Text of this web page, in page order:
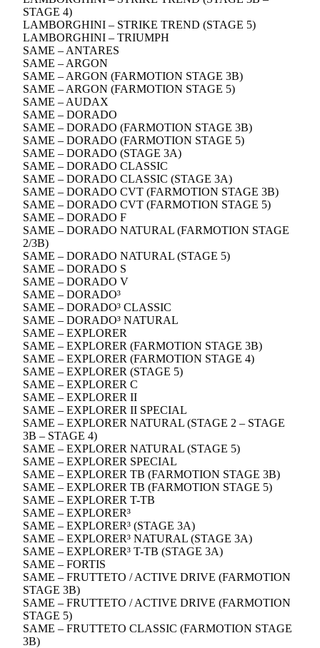
STAGE 4)
LAMBORGHINI – STRIKE TREND (STAGE 5)
LAMBORGHINI – TRIUMPH
SAME – ANTARES
SAME – ARGON
SAME – ARGON (FARMOTION STAGE 3B)
SAME – ARGON (FARMOTION STAGE 5)
SAME – AUDAX
SAME – DORADO
SAME – DORADO (FARMOTION STAGE 3B)
SAME – DORADO (FARMOTION STAGE 5)
SAME – DORADO (STAGE 3A)
SAME – DORADO CLASSIC
SAME – DORADO CLASSIC (STAGE 3A)
SAME – DORADO CVT (FARMOTION STAGE 3B)
SAME – DORADO CVT (FARMOTION STAGE 5)
SAME – DORADO F
SAME – DORADO NATURAL (FARMOTION STAGE
2/3B)
SAME – DORADO NATURAL (STAGE 5)
SAME – DORADO S
SAME – DORADO V
SAME – DORADO³
SAME – DORADO³ CLASSIC
SAME – DORADO³ NATURAL
SAME – EXPLORER
SAME – EXPLORER (FARMOTION STAGE 3B)
SAME – EXPLORER (FARMOTION STAGE 4)
SAME – EXPLORER (STAGE 5)
SAME – EXPLORER C
SAME – EXPLORER II
SAME – EXPLORER II SPECIAL
SAME – EXPLORER NATURAL (STAGE 2 – STAGE
3B – STAGE 4)
SAME – EXPLORER NATURAL (STAGE 5)
SAME – EXPLORER SPECIAL
SAME – EXPLORER TB (FARMOTION STAGE 3B)
SAME – EXPLORER TB (FARMOTION STAGE 5)
SAME – EXPLORER T-TB
SAME – EXPLORER³
SAME – EXPLORER³ (STAGE 3A)
SAME – EXPLORER³ NATURAL (STAGE 3A)
SAME – EXPLORER³ T-TB (STAGE 3A)
SAME – FORTIS
SAME – FRUTTETO / ACTIVE DRIVE (FARMOTION
STAGE 3B)
SAME – FRUTTETO / ACTIVE DRIVE (FARMOTION
STAGE 5)
SAME – FRUTTETO CLASSIC (FARMOTION STAGE
3B)